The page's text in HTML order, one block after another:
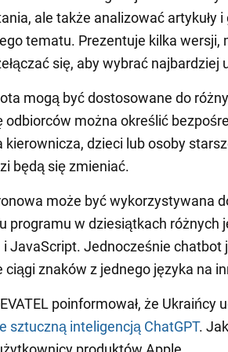
ale także analizować artykuły
tematu. Prezentuje kilka wersji,
się, aby wybrać najbardziej
mogą być dostosowane do
odbiorców można określić
kierownicza, dzieci lub osoby
będą się zmieniać.
może być wykorzystywana
programu w dziesiątkach różnych
i JavaScript. Jednocześnie chatbot
ciągi znaków z jednego języka na
poinformował, że Ukraińcy
sztuczną inteligencją ChatGPT.